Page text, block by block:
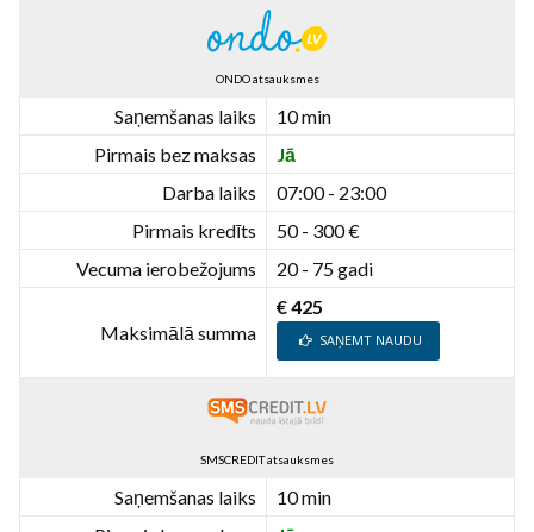
ONDO atsauksmes
Saņemšanas laiks
10 min
Pirmais bez maksas
Jā
Darba laiks
07:00 - 23:00
Pirmais kredīts
50 - 300 €
Vecuma ierobežojums
20 - 75 gadi
Maksimālā summa
€ 425
SAŅEMT NAUDU
SMSCREDIT atsauksmes
Saņemšanas laiks
10 min